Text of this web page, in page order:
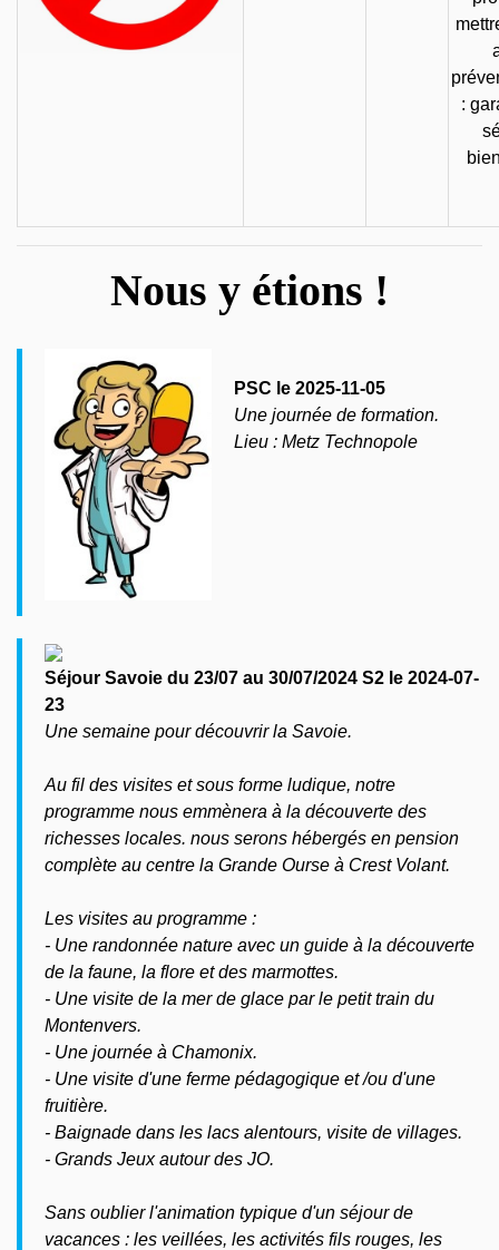
:
Nous y étions !
PSC le 2025-11-05
Une journée de formation.
Lieu : Metz Technopole
Séjour Savoie du 23/07 au 30/07/2024 S2 le 2024-07-
23
Une semaine pour découvrir la Savoie.
Au fil des visites et sous forme ludique, notre
programme nous emmènera à la découverte des
richesses locales. nous serons hébergés en pension
complète au centre la Grande Ourse à Crest Volant.
Les visites au programme :
- Une randonnée nature avec un guide à la découverte
de la faune, la flore et des marmottes.
- Une visite de la mer de glace par le petit train du
Montenvers.
- Une journée à Chamonix.
- Une visite d'une ferme pédagogique et /ou d'une
fruitière.
- Baignade dans les lacs alentours, visite de villages.
- Grands Jeux autour des JO.
Sans oublier l'animation typique d'un séjour de
vacances : les veillées, les activités fils rouges, les